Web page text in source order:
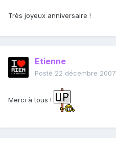
Très joyeux anniversaire !
Etienne
Posté 22 décembre 2007
Merci à tous !